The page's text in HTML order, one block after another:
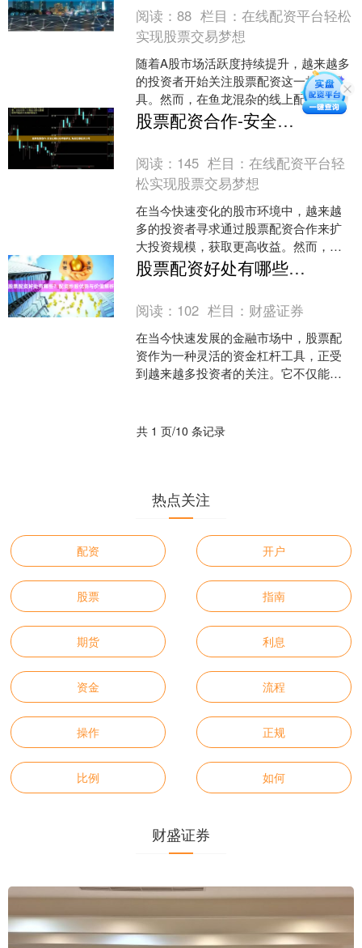
阅读：88 栏目：在线配资平台轻松
实现股票交易梦想
随着A股市场活跃度持续提升，越来越多
的投资者开始关注股票配资这一杠杆工
具。然而，在鱼龙混杂的线上配资市场
中，如何甄别安全合规的平台成为投资
者面临的首要问题。本文....
股票配资合作-安全正规杠杆炒股平台_专业低息配资公司
阅读： 145 栏目：在线配资平台轻
松实现股票交易梦想
在当今快速变化的股市环境中，越来越
多的投资者寻求通过股票配资合作来扩
大投资规模，获取更高收益。然而，面
对市场上众多的配资选择证券配资，如
何找到一个**安全正规的....
股票配资好处有哪些？配资炒股优势与价值解析
阅读： 102 栏目： 财盛证券
在当今快速发展的金融市场中，股票配
资作为一种灵活的资金杠杆工具，正受
到越来越多投资者的关注。它不仅能放
共 1 页/10 条记录
热点关注
配资 开户
股票 指南
期货 利息
资金 流程
操作 正规
比例 如何
财盛证券